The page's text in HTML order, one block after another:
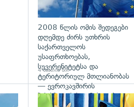
2008 წლის ომის შედეგები
დღემდე ძირს უთხრის
საქართველოს
უსაფრთხოებას,
სუვერენიტეტსა და
ტერიტორიულ მთლიანობას
— ევროკავშირის
პრესპიკერის განცხადება
4 საათის წინ
გადახედვა